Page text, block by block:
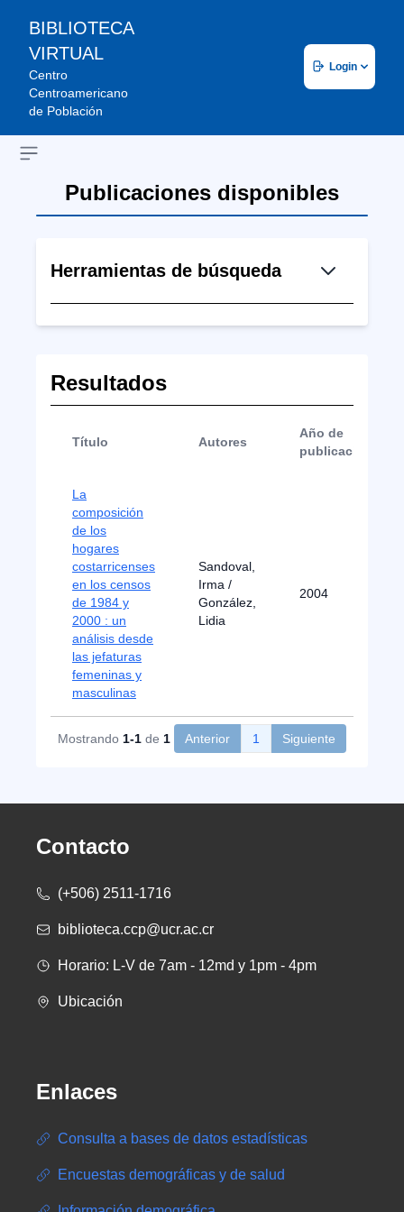
BIBLIOTECA
VIRTUAL
Centro
Centroamericano
de Población
Login
Open sidebar
Publicaciones disponibles
Herramientas de búsqueda
Resultados
Título Autores
Año de
publicación
La
composición
de los
hogares
costarricenses
en los censos
de 1984 y
2000 : un
análisis desde
las jefaturas
femeninas y
masculinas
Sandoval,
Irma /
González,
Lidia
2004
Mostrando 1-1 de 1 Anterior 1 Siguiente
Contacto
(+506) 2511-1716
biblioteca.ccp@ucr.ac.cr
Horario: L-V de 7am - 12md y 1pm - 4pm
Ubicación
Enlaces
Consulta a bases de datos estadísticas
Encuestas demográficas y de salud